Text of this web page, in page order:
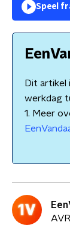
Speel
Dit artikel
werkdag
1. Meer